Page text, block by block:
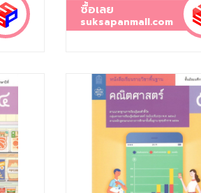
ซื้อเลย
suksapanmall.com